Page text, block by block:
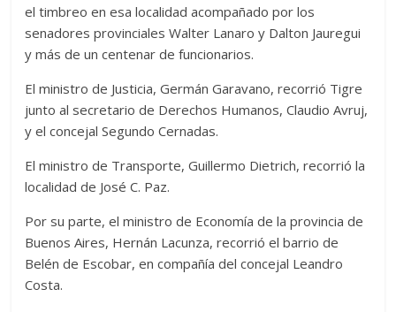
el timbreo en esa localidad acompañado por los
senadores provinciales Walter Lanaro y Dalton Jauregui
y más de un centenar de funcionarios.
El ministro de Justicia, Germán Garavano, recorrió Tigre
junto al secretario de Derechos Humanos, Claudio Avruj,
y el concejal Segundo Cernadas.
El ministro de Transporte, Guillermo Dietrich, recorrió la
localidad de José C. Paz.
Por su parte, el ministro de Economía de la provincia de
Buenos Aires, Hernán Lacunza, recorrió el barrio de
Belén de Escobar, en compañía del concejal Leandro
Costa.